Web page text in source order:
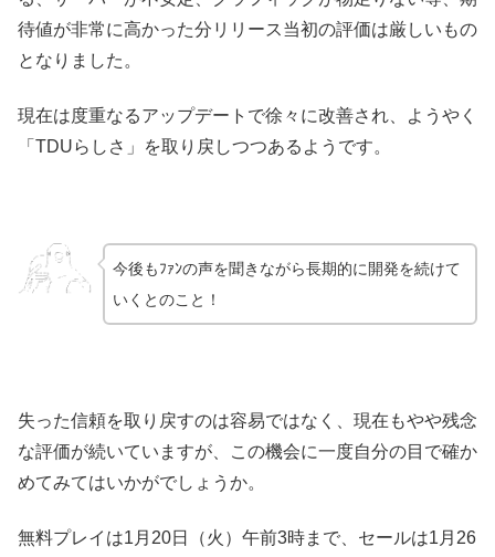
待値が非常に高かった分リリース当初の評価は厳しいもの
となりました。
現在は度重なるアップデートで徐々に改善され、ようやく
「TDUらしさ」を取り戻しつつあるようです。
今後もﾌｧﾝの声を聞きながら長期的に開発を続けて
いくとのこと！
失った信頼を取り戻すのは容易ではなく、現在もやや残念
な評価が続いていますが、この機会に一度自分の目で確か
めてみてはいかがでしょうか。
無料プレイは1月20日（火）午前3時まで、セールは1月26